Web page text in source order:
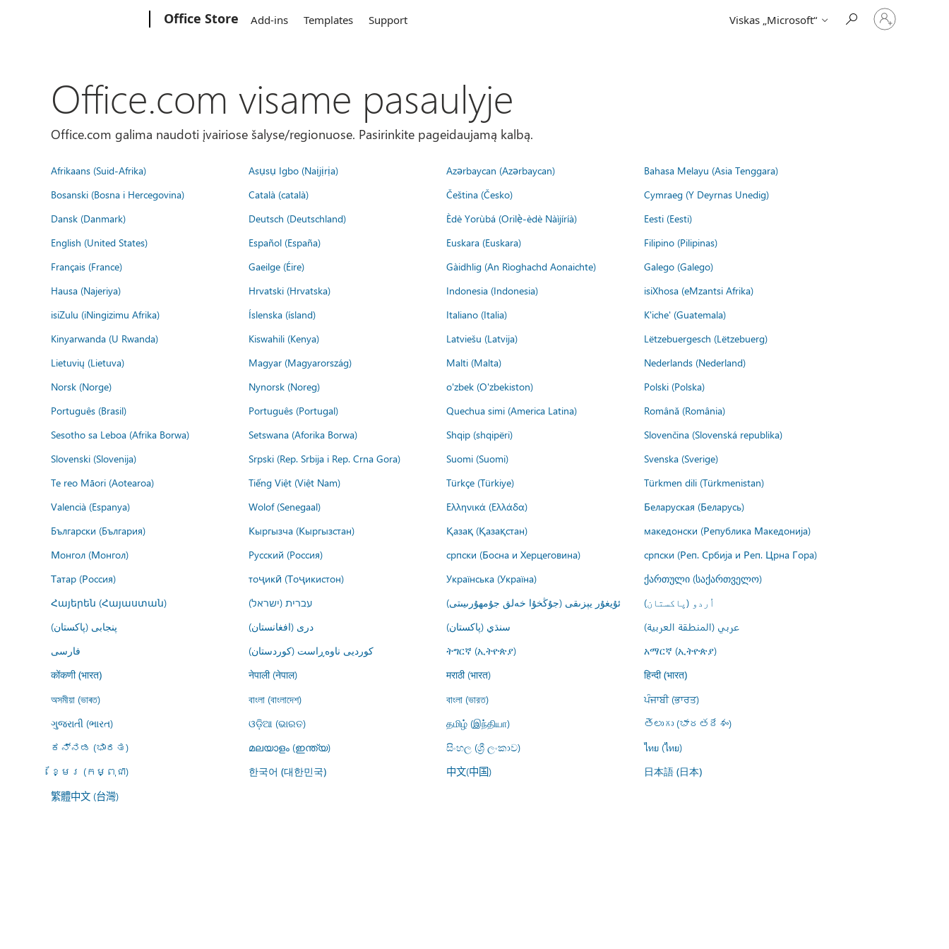
Office Store Add-ins Templates Support Viskas „Microsoft“
Prisijunkite
prie
paskyros
Office.com visame pasaulyje
Office.com galima naudoti įvairiose šalyse/regionuose. Pasirinkite pageidaujamą kalbą.
Afrikaans (Suid-Afrika) Asụsụ Igbo (Naịjịrịa) Azərbaycan (Azərbaycan)
Bahasa Melayu (Asia Tenggara)
Bosanski (Bosna i Hercegovina)
Català (català) Čeština (Česko)
Cymraeg (Y Deyrnas Unedig)
Dansk (Danmark)
Deutsch (Deutschland) Èdè Yorùbá (Orilẹ̀-èdè Nàìjíríà)
Eesti (Eesti)
English (United States)
Español (España) Euskara (Euskara)
Filipino (Pilipinas)
Français (France)
Gaeilge (Éire) Gàidhlig (An Rìoghachd Aonaichte)
Galego (Galego)
Hausa (Najeriya)
Hrvatski (Hrvatska) Indonesia (Indonesia)
isiXhosa (eMzantsi Afrika)
isiZulu (iNingizimu Afrika)
Íslenska (ísland) Italiano (Italia)
K'iche' (Guatemala)
Kinyarwanda (U Rwanda)
Kiswahili (Kenya) Latviešu (Latvija)
Lëtzebuergesch (Lëtzebuerg)
Lietuvių (Lietuva)
Magyar (Magyarország) Malti (Malta)
Nederlands (Nederland)
Norsk (Norge)
Nynorsk (Noreg) o'zbek (O'zbekiston)
Polski (Polska)
Português (Brasil)
Português (Portugal) Quechua simi (America Latina)
Română (România)
Sesotho sa Leboa (Afrika Borwa)
Setswana (Aforika Borwa) Shqip (shqipëri)
Slovenčina (Slovenská republika)
Slovenski (Slovenija)
Srpski (Rep. Srbija i Rep. Crna Gora) Suomi (Suomi)
Svenska (Sverige)
Te reo Māori (Aotearoa)
Tiếng Việt (Việt Nam) Türkçe (Türkiye)
Türkmen dili (Türkmenistan)
Valencià (Espanya)
Wolof (Senegaal) Ελληνικά (Ελλάδα)
Беларуская (Беларусь)
Български (България)
Кыргызча (Кыргызстан) Қазақ (Қазақстан)
македонски (Република Македонија)
Монгол (Монгол)
Русский (Россия) српски (Босна и Херцеговина)
српски (Реп. Србија и Реп. Црна Гора)
Татар (Россия)
тоҷикӣ (Тоҷикистон) Українська (Україна)
ქართული (საქართველო)
Հայերեն (Հայաստան)
עברית (ישראל) ئۇيغۇر يېزىقى (جۇڭخۇا خەلق جۇمھۇرىيىتى)
اُردو (پاکستان)
پنجابی (پاکستان)
درى (افغانستان) سنڌي (پاکستان)
عربي (المنطقة العربية)
فارسى
کوردیی ناوەڕاست (کوردستان) ትግርኛ (ኢትዮጵያ) አማርኛ (ኢትዮጵያ)
कोंकणी (भारत) नेपाली (नेपाल) मराठी (भारत) हिन्दी (भारत)
অসমীয়া (ভাৰত) বাংলা (বাংলাদেশ) বাংলা (ভারত)
ਪੰਜਾਬੀ (ਭਾਰਤ)
ગુજરાતી (ભારત)
ଓଡ଼ିଆ (ଭାରତ) தமிழ் (இந்தியா)
తెలుగు (భారతదేశం)
ಕನ್ನಡ (ಭಾರತ)
മലയാളം (ഇന്ത്യ) සිංහල (ශ්‍රී ලංකාව)
ไทย (ไทย)
ខ្មែរ (កម្ពុជា)
한국어 (대한민국) 中文(中国) 日本語 (日本)
繁體中文 (台灣)